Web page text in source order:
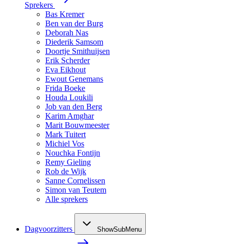
Sprekers
Bas Kremer
Ben van der Burg
Deborah Nas
Diederik Samsom
Doortje Smithuijsen
Erik Scherder
Eva Eikhout
Ewout Genemans
Frida Boeke
Houda Loukili
Job van den Berg
Karim Amghar
Marit Bouwmeester
Mark Tuitert
Michiel Vos
Nouchka Fontijn
Remy Gieling
Rob de Wijk
Sanne Cornelissen
Simon van Teutem
Alle sprekers
Dagvoorzitters ShowSubMenu